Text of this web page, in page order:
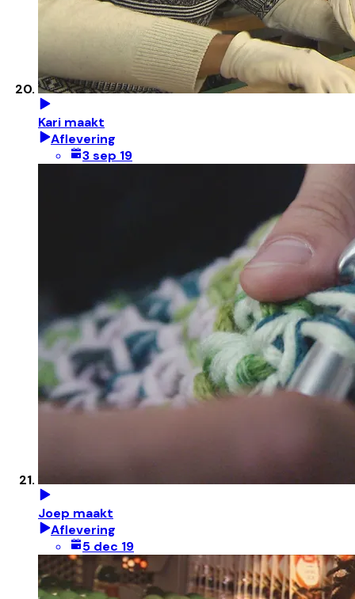
Kari maakt
Aflevering
3 sep 19
Joep maakt
Aflevering
5 dec 19